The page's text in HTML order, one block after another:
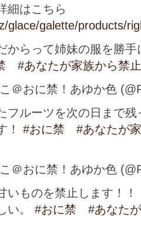
細はこちら
glace/galette/products/
からって姉妹の服を勝
#あなたが家族から禁
＠おに禁！あゆか色
フルーツを次の日まで
！ #おに禁
#あなたが
＠おに禁！あゆか色
いものを禁止します！
い。 #おに禁
#あなた